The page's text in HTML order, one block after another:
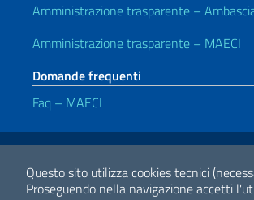
Questo sito utilizza cookies tecnici
Proseguendo nella navigazione accetti
Amministrazione trasparente –
Amministrazione trasparente – MAECI
Domande frequenti
Faq – MAECI
Link Utili